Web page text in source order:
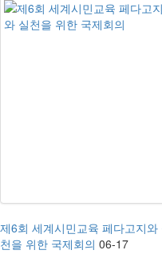
제6회 세계시민교육 페다고지와
천을 위한 국제회의 06-17